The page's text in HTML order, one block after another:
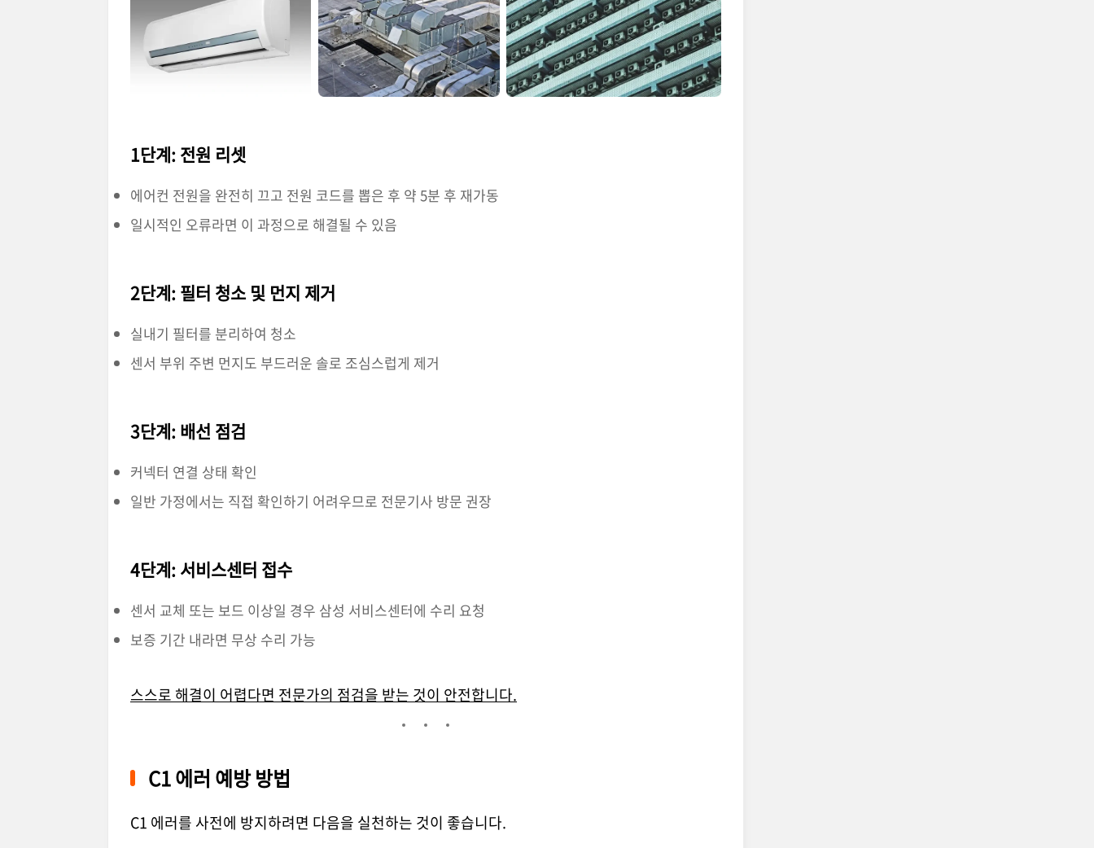
1단계: 전원 리셋
에어컨 전원을 완전히 끄고 전원 코드를 뽑은 후 약 5분 후 재가동
일시적인 오류라면 이 과정으로 해결될 수 있음
2단계: 필터 청소 및 먼지 제거
실내기 필터를 분리하여 청소
센서 부위 주변 먼지도 부드러운 솔로 조심스럽게 제거
3단계: 배선 점검
커넥터 연결 상태 확인
일반 가정에서는 직접 확인하기 어려우므로 전문기사 방문 권장
4단계: 서비스센터 접수
센서 교체 또는 보드 이상일 경우 삼성 서비스센터에 수리 요청
보증 기간 내라면 무상 수리 가능
스스로 해결이 어렵다면 전문가의 점검을 받는 것이 안전합니다.
C1 에러 예방 방법
C1 에러를 사전에 방지하려면 다음을 실천하는 것이 좋습니다.